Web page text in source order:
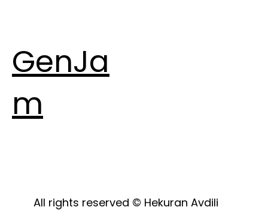
GenJa
m
All rights reserved © Hekuran Avdili